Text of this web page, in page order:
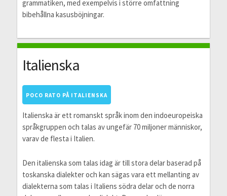
grammatiken, med exempelvis i större omfattning
bibehållna kasusböjningar.
Italienska
POCO RATO PÅ ITALIENSKA
Italienska är ett romanskt språk inom den indoeuropeiska
språkgruppen och talas av ungefär 70 miljoner människor,
varav de flesta i Italien.
Den italienska som talas idag är till stora delar baserad på
toskanska dialekter och kan sägas vara ett mellanting av
dialekterna som talas i Italiens södra delar och de norra